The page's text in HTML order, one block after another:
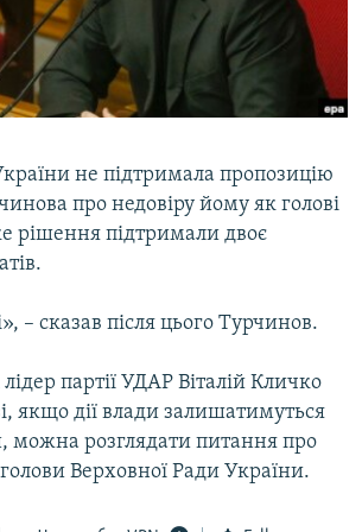
КРИМУ
не підтримала пропозицію
про недовіру йому як голові
рішення підтримали двоє
– сказав після цього Турчинов.
партії УДАР Віталій Кличко
якщо дії влади залишатимуться
можна розглядати питання про
Верховної Ради України.